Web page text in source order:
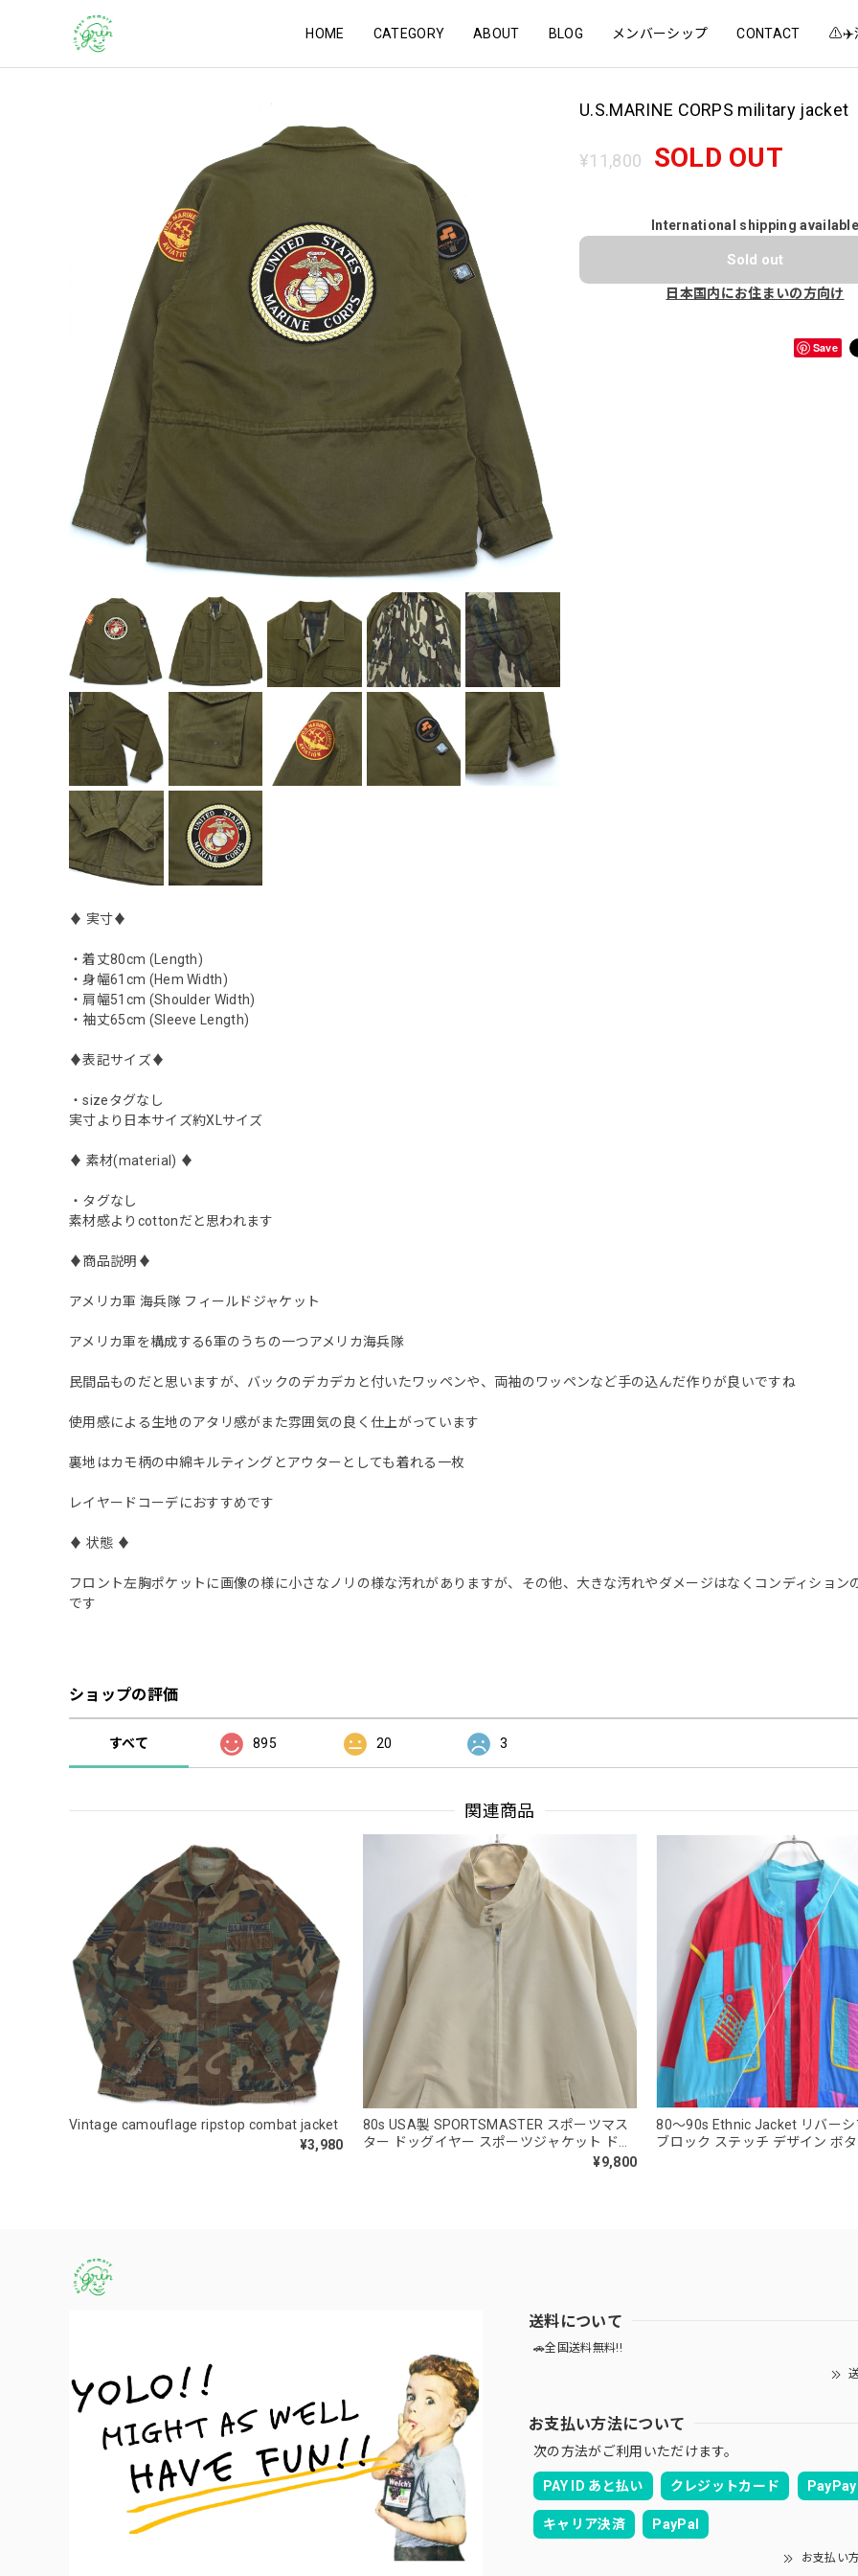
HOME CATEGORY ABOUT BLOG メンバーシップ CONTACT ⚠️✈️
U.S.MARINE CORPS military jacket
¥11,800 SOLD OUT
International shipping available
Sold out
日本国内にお住まいの方向け
Save
♦︎ 実寸♦︎
・着丈80cm (Length)
・身幅61cm (Hem Width)
・肩幅51cm (Shoulder Width)
・袖丈65cm (Sleeve Length)
♦︎表記サイズ♦︎
・sizeタグなし
実寸より日本サイズ約XLサイズ
♦︎ 素材(material) ♦︎
・タグなし
素材感よりcottonだと思われます
♦︎商品説明♦︎
アメリカ軍 海兵隊 フィールドジャケット
アメリカ軍を構成する6軍のうちの一つアメリカ海兵隊
民間品ものだと思いますが、バックのデカデカと付いたワッペンや、両袖のワッペンなど手の込んだ作りが良いですね
使用感による生地のアタリ感がまた雰囲気の良く仕上がっています
裏地はカモ柄の中綿キルティングとアウターとしても着れる一枚
レイヤードコーデにおすすめです
♦︎ 状態 ♦︎
フロント左胸ポケットに画像の様に小さなノリの様な汚れがありますが、その他、大きな汚れやダメージはなくコンディション
です
ショップの評価
すべて 895 20 3
関連商品
Vintage camouflage ripstop combat jacket
¥3,980
80s USA製 SPORTSMASTER スポーツマス
ター ドッグイヤー スポーツジャケット ドリ
ズラー スウィングトップ ベージュ ダクロン
¥9,800
80～90s Ethnic Jacket リバーシ
ブロック ステッチ デザイン ボタ
ケット 民族衣装 クレイジーパ
送料について
🚗全国送料無料!!
お支払い方法について
次の方法がご利用いただけます。
PAY ID あと払い クレジットカード PayPay
キャリア決済 PayPal
お支払い